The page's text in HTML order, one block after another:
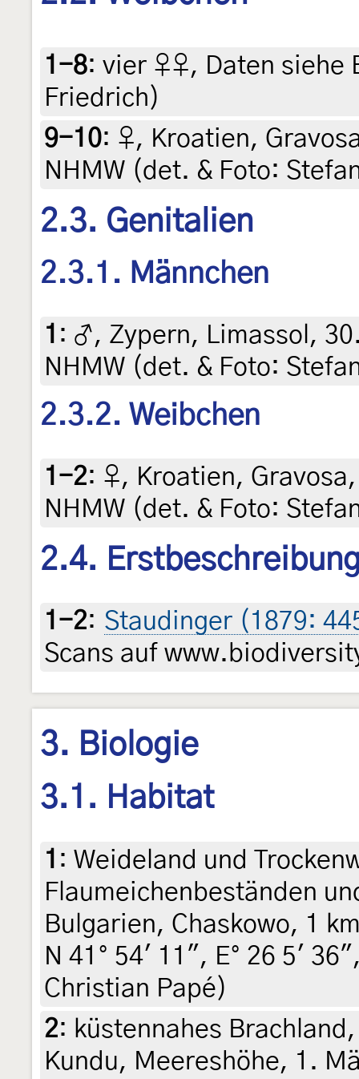
1-8: vier ♀♀, Daten siehe
Friedrich)
9-10: ♀, Kroatien,
NHMW (det. & Foto:
2.3. Genitalien
2.3.1. Männchen
1 : ♂, Zypern, Limassol,
NHMW (det. & Foto:
2.3.2. Weibchen
1-2: ♀, Kroatien,
NHMW (det. & Foto:
2.4.
1-2: Staudinger (1879:
Scans auf
3. Biologie
3.1. Habitat
1 : Weideland und
Flaumeichenbeständen
Bulgarien, Chaskowo, 1
N 41° 54' 11", E° 26 5'
Christian Papé)
2: küstennahes
Kundu, Meereshöhe, 1.